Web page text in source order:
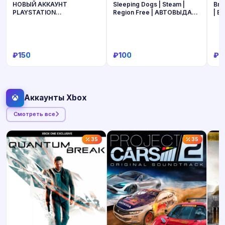
НОВЫЙ АККАУНТ
PLAYSTATION
₽150
Sleeping Dogs | Steam |
Region Free | АВТОВЫДАЧА
₽100
|
Аккаунты Xbox
Смотреть все
35 35